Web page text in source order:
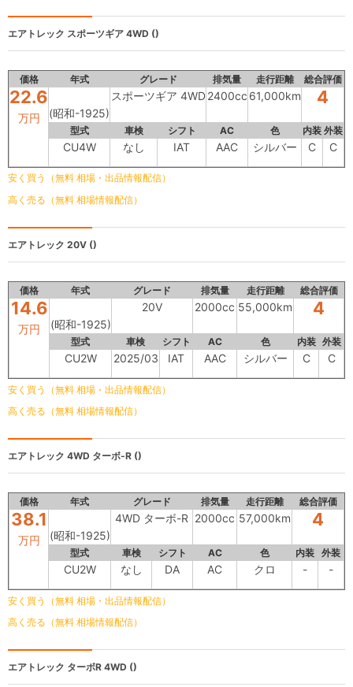
エアトレック スポーツギア 4WD ()
価格 年式 グレード 排気量 走行距離 総合評価
22.6
万円 (昭和-1925)
スポーツギア 4WD 2400cc 61,000km 4
型式 車検 シフト AC 色 内装 外装
CU4W なし IAT AAC シルバー C C
安く買う（無料 相場・出品情報配信）
高く売る（無料 相場情報配信）
エアトレック 20V ()
価格 年式 グレード 排気量 走行距離 総合評価
14.6
万円 (昭和-1925)
20V 2000cc 55,000km 4
型式 車検 シフト AC 色 内装 外装
CU2W 2025/03 IAT AAC シルバー C C
安く買う（無料 相場・出品情報配信）
高く売る（無料 相場情報配信）
エアトレック 4WD ターボ-R ()
価格 年式 グレード 排気量 走行距離 総合評価
38.1
万円 (昭和-1925)
4WD ターボ-R 2000cc 57,000km 4
型式 車検 シフト AC 色 内装 外装
CU2W なし DA AC クロ - -
安く買う（無料 相場・出品情報配信）
高く売る（無料 相場情報配信）
エアトレック ターボR 4WD ()